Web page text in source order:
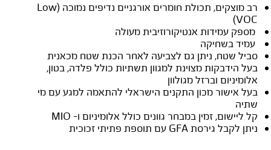
רב מוצקים, תכולת חומרים אורגניים נדיפים נמוכה (Low
VOC)
מספק עמידות אנטיקורוזיבית מעולה
עמיד בשחיקה
סביל שטח, ניתן גם לצביעה לאחר הכנת שטח מכאנית
בעל הידבקות מצוינת למגוון תשתיות כולל פלדה, בטון,
אלומיניום וברזל מגולוון
בעל אישור מכון התקנים הישראלי להתאמה למגע עם מי
שתיה
קל ליישום, זמין במבחר גוונים כולל אלומיניום ו- MIO
ניתן לקבל גירסת GFA עם תוספת פתיתי זכוכית